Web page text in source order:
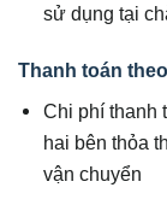
sử dụng tại
Thanh toán
Chi phí thanh
hai bên thỏa
vận chuyển